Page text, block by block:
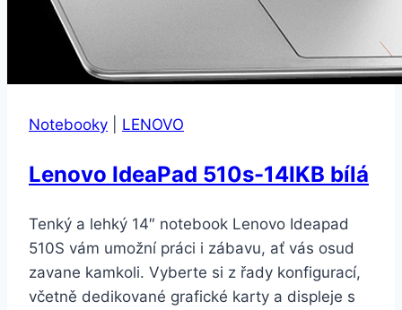
Notebooky LENOVO
Lenovo IdeaPad 510s-14IKB bílá
Tenký a lehký 14″ notebook Lenovo Ideapad
510S vám umožní práci i zábavu, ať vás osud
zavane kamkoli. Vyberte si z řady konfigurací,
včetně dedikované grafické karty a displeje s